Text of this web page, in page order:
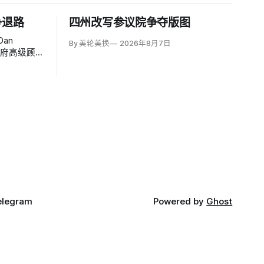
路
高级顾
四州改写参议院争夺版图
By 美轮美换 2026年8月7日
Powered by Ghost